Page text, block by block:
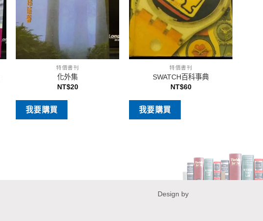
特價書刊
化外集
NT$20
我要購買
特價書刊
SWATCH百科事典
NT$60
我要購買
Design by